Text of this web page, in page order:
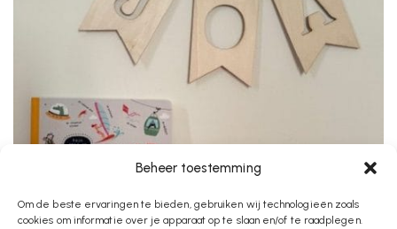
Beheer toestemming
Om de beste ervaringen te bieden, gebruiken wij technologieën zoals
cookies om informatie over je apparaat op te slaan en/of te raadplegen.